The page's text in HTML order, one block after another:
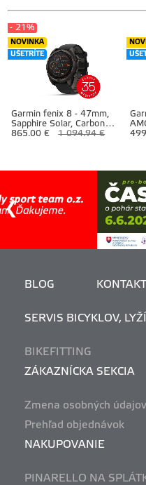
Garmin fenix 8 - 47mm,
Sapphire Solar, Carbon
Gray DLC Titanium DLC,
NOVINKA
UŠETRÍTE
- 21%
865.00 € 1 094.94 €
BLOG KONTAKT
SERVIS BICYKLOV,
BIKEFITTING
ZÁKAZNÍCKA SEKCIA
Zmena osobných údajov
Prehľad objednávok
NAKUPOVANIE
PINARELLO NA